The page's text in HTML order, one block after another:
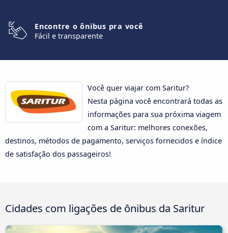
Encontre o ônibus pra você
Fácil e transparente
Você quer viajar com Saritur?
Nesta página você encontrará todas as
informações para sua próxima viagem
com a Saritur: melhores conexões,
destinos, métodos de pagamento, serviços fornecidos e índice
de satisfação dos passageiros!
Cidades com ligações de ônibus da Saritur